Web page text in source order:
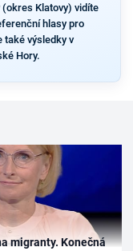
Klatovy) vidíte
hlasy pro
také výsledky v
Hory.
migranty. Konečná